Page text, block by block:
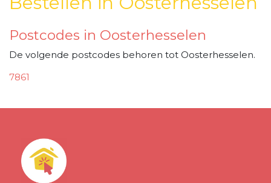
Postcodes in Oosterhesselen
De volgende postcodes behoren tot Oosterhesselen.
7861